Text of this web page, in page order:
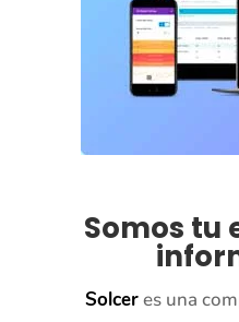
Somos tu
Solceres una